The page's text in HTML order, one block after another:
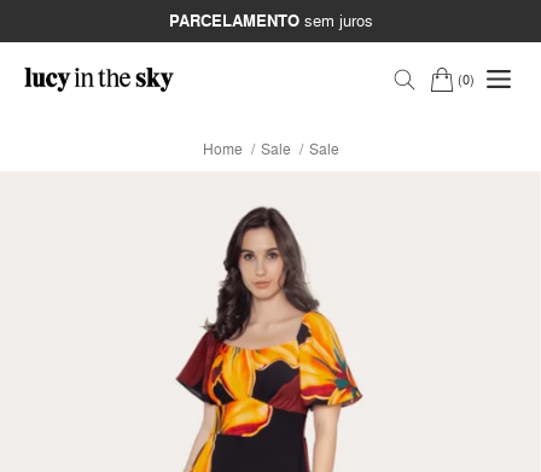
PARCELAMENTOsem juros
0
Home Sale Sale